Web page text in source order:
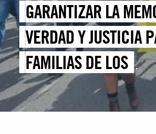
GARANTIZAR LA
VERDAD Y JUSTICIA
FAMILIAS DE LOS
ESTUDIANTES DE